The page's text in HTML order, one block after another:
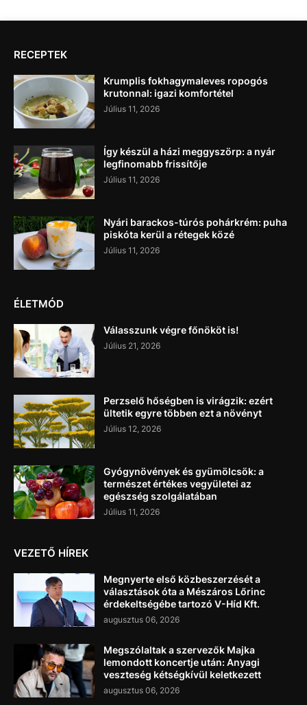
RECEPTEK
Krumplis fokhagymaleves ropogós
krutonnal: igazi komfortétel
Július 11, 2026
Így készül a házi meggyszörp: a nyár
legfinomabb frissítője
Július 11, 2026
Nyári barackos-túrós pohárkrém: puha
piskóta kerül a rétegek közé
Július 11, 2026
ÉLETMÓD
Válasszunk végre főnököt is!
Július 21, 2026
Perzselő hőségben is virágzik: ezért
ültetik egyre többen ezt a növényt
Július 12, 2026
Gyógynövények és gyümölcsök: a
természet értékes vegyületei az
egészség szolgálatában
Július 11, 2026
VEZETŐ HÍREK
Megnyerte első közbeszerzését a
választások óta a Mészáros Lőrinc
érdekeltségébe tartozó V-Híd Kft.
augusztus 06, 2026
Megszólaltak a szervezők Majka
lemondott koncertje után: Anyagi
veszteség kétségkívül keletkezett
augusztus 06, 2026